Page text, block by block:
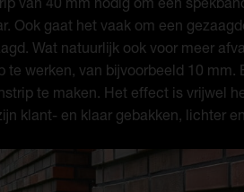
Ook gaat het vaak om een
Wat natuurlijk ook voor meer
te werken, van bijvoorbeeld 10 mm.
te maken. Het effect is vrijwel
klant- en klaar gebakken, lichter